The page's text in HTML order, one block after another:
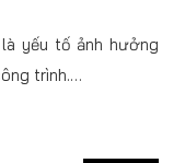
yếu tố ảnh hưởng
trình.…